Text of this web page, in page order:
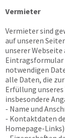
Vermieter
Vermieter sind
auf unseren
unserer
Eintragsformular
notwendigen
alle Daten, die
Erfüllung
insbesondere
- Name und
- Kontaktdaten
Homepage-Links)